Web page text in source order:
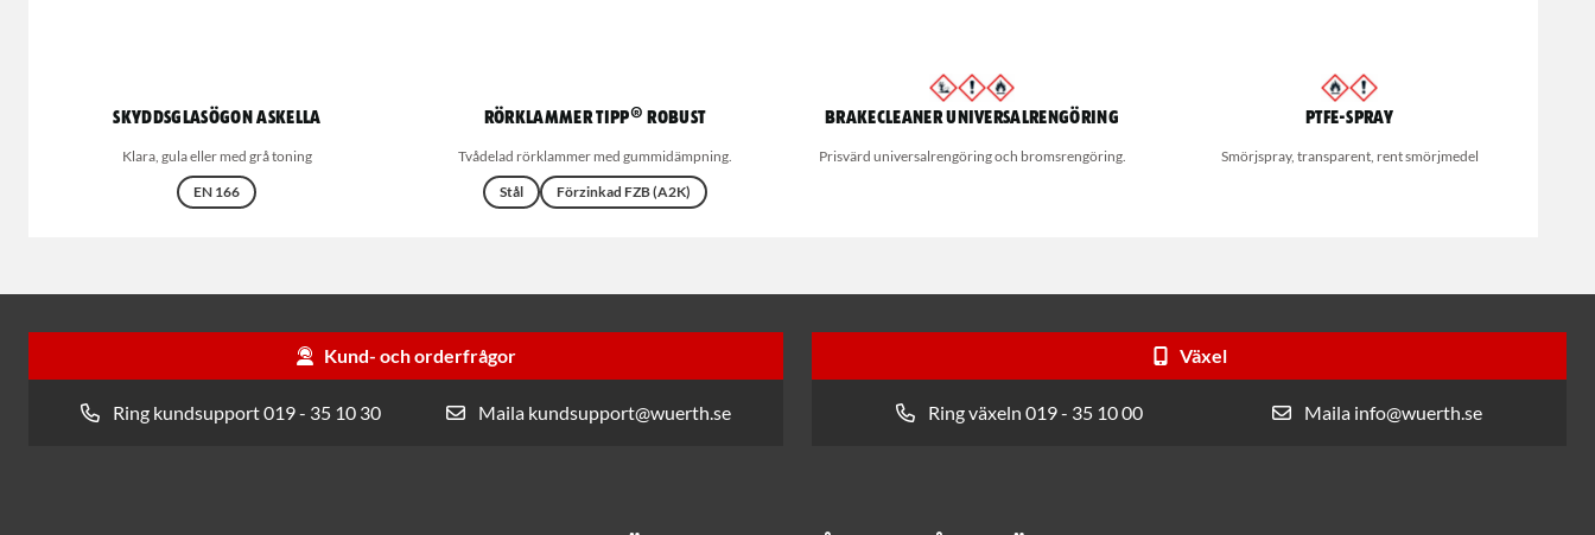
Skyddsglasögon Askella
Klara, gula eller med grå toning
EN 166
Rörklammer TIPP® Robust
Tvådelad rörklammer med gummidämpning.
Stål
Förzinkad FZB (A2K)
Brakecleaner universalrengöring
Prisvärd universalrengöring och bromsrengöring.
PTFE-spray
Smörjspray, transparent, rent smörjmedel
Kund- och orderfrågor
Ring kundsupport 019 - 35 10 30 Maila kundsupport@wuerth.se
Växel
Ring växeln 019 - 35 10 00 Maila info@wuerth.se